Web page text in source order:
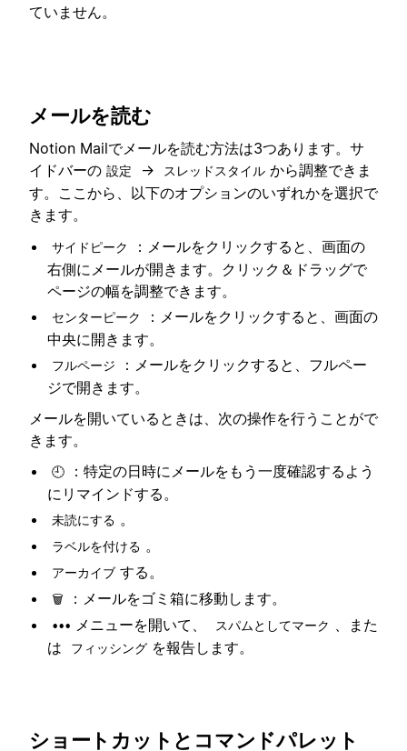
ていません。
メールを読む
Notion Mailでメールを読む方法は3つあります。サ
イドバーの 設定 → スレッドスタイル から調整できま
す。ここから、以下のオプションのいずれかを選択で
きます。
サイドピーク
：メールをクリックすると、画面の
右側にメールが開きます。クリック＆ドラッグで
ページの幅を調整できます。
センターピーク
：メールをクリックすると、画面の
中央に開きます。
フルページ
：メールをクリックすると、フルペー
ジで開きます。
メールを開いているときは、次の操作を行うことがで
きます。
🕘
：特定の日時にメールをもう一度確認するよう
にリマインドする。
未読にする 。
ラベルを付ける 。
アーカイブ する。
🗑️ ：メールをゴミ箱に移動します。
••• メニューを開いて、 スパムとしてマーク 、また
は
フィッシング を報告します。
ショートカットとコマンドパレット